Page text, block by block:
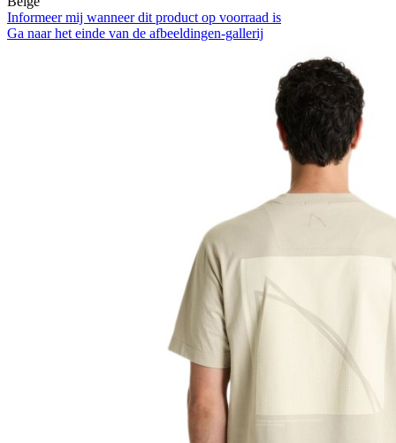
Informeer mij wanneer dit product op voorraad is
Ga naar het einde van de afbeeldingen-gallerij